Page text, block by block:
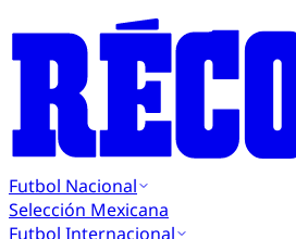
Futbol Nacional
Selección Mexicana
Futbol Internacional